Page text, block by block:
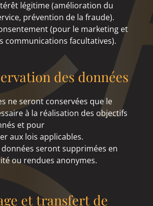
légitime (amélioration du
prévention de la fraude).
(pour le marketing et
communications facultatives).
des données
ne seront conservées que le
à la réalisation des objectifs
et pour
aux lois applicables.
données seront supprimées en
ou rendues anonymes.
et transfert de